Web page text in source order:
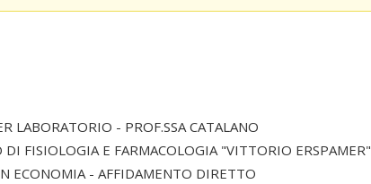
LABORATORIO - PROF.SSA CATALANO
FISIOLOGIA E FARMACOLOGIA "VITTORIO ERSPAMER"
ECONOMIA - AFFIDAMENTO DIRETTO